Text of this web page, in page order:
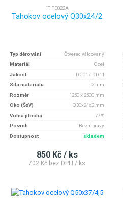
1T FE022A
Tahokov ocelový Q30x24/2
Typ děrování
Čtverec válcovaný
Materiál
Ocel
Jakost
DC01 / DD11
Síla materiálu
2 mm
Rozměr
1250 x 2500 mm
Oko (ŠxV)
Q30x24x2 mm
Volná plocha
77 %
Povrch
Bez úpravy
Dostupnost
skladem
850 Kč / ks
702 Kč bez DPH / ks